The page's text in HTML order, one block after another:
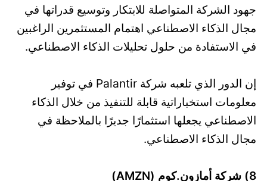
جهود الشركة المتواصلة للابتكار وتوسيع قدراتها في
مجال الذكاء الاصطناعي اهتمام المستثمرين الراغبين
في الاستفادة من حلول تحليلات الذكاء الاصطناعي.
إن الدور الذي تلعبه شركة Palantir في توفير
معلومات استخباراتية قابلة للتنفيذ من خلال الذكاء
الاصطناعي يجعلها استثمارًا جديرًا بالملاحظة في
مجال الذكاء الاصطناعي.
8) شركة أمازون.كوم (AMZN)